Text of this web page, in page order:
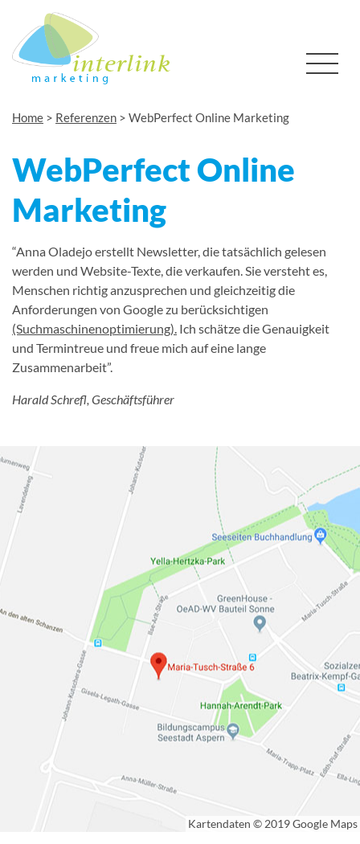
Home > Referenzen > WebPerfect Online Marketing
WebPerfect Online
Marketing
“Anna Oladejo erstellt Newsletter, die tatsächlich gelesen
werden und Website-Texte, die verkaufen. Sie versteht es,
Menschen richtig anzusprechen und gleichzeitig die
Anforderungen von Google zu berücksichtigen
(Suchmaschinenoptimierung). Ich schätze die Genauigkeit
und Termintreue und freue mich auf eine lange
Zusammenarbeit”.
Harald Schrefl, Geschäftsführer